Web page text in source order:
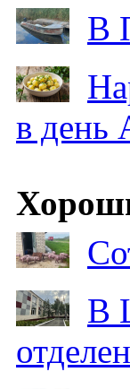
В
в день
В